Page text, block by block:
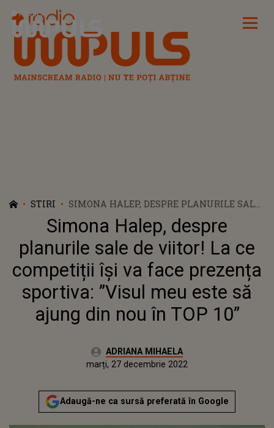
Radio Impuls
STIRI
SIMONA HALEP, DESPRE PLANURILE SALE
DE VIITOR! LA CE COMPETIȚII ÎȘI VA FACE
PREZENȚA SPORTIVA: ”VISUL MEU ESTE SĂ
AJUNG DIN NOU ÎN TOP 10”
Simona Halep, despre
planurile sale de viitor! La ce
competiții își va face prezența
sportiva: ”Visul meu este să
ajung din nou în TOP 10”
Autor:ADRIANA MIHAELA
luni, 27 decembrie 2021Actualizat:
marți, 27 decembrie 2022
Adaugă-ne ca sursă preferată în Google